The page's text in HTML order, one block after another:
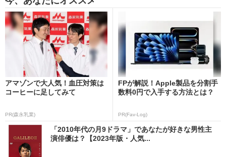
アマゾンで大人気！血圧対策は
コーヒーに足してみて
PR(森永乳業)
FPが解説！Apple製品を分割手
数料0円で入手する方法とは？
PR(Fav-Log)
「2010年代の月9ドラマ」であなたが好きな男性主
演俳優は？【2023年版・人気...